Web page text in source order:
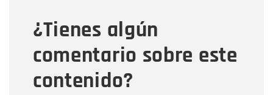
¿Tienes algún
comentario sobre este
contenido?
Mensaje